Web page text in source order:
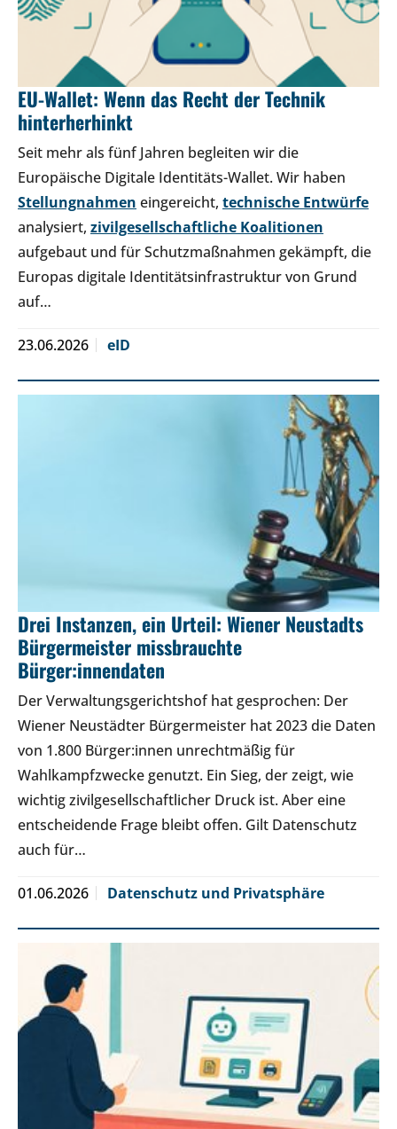
EU-Wallet: Wenn das Recht der Technik
hinterherhinkt
Seit mehr als fünf Jahren begleiten wir die
Europäische Digitale Identitäts-Wallet. Wir haben
Stellungnahmen eingereicht, technische Entwürfe
analysiert, zivilgesellschaftliche Koalitionen
aufgebaut und für Schutzmaßnahmen gekämpft, die
Europas digitale Identitätsinfrastruktur von Grund
auf…
23.06.2026 eID
Drei Instanzen, ein Urteil: Wiener Neustadts
Bürgermeister missbrauchte
Bürger:innendaten
Der Verwaltungsgerichtshof hat gesprochen: Der
Wiener Neustädter Bürgermeister hat 2023 die Daten
von 1.800 Bürger:innen unrechtmäßig für
Wahlkampfzwecke genutzt. Ein Sieg, der zeigt, wie
wichtig zivilgesellschaftlicher Druck ist. Aber eine
entscheidende Frage bleibt offen. Gilt Datenschutz
auch für…
01.06.2026 Datenschutz und Privatsphäre